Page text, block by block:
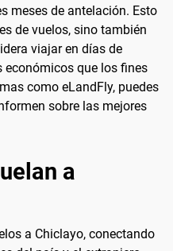
meses de antelación. Esto
de vuelos, sino también
viajar en días de
económicos que los fines
como eLandFly, puedes
sobre las mejores
a
a Chiclayo, conectando